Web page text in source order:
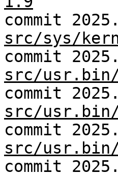
commit
src/sys/
commit
src/
commit
src/usr.bin/
commit
src/
commit